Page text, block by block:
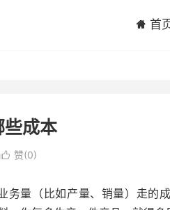
首
些成本
 赞(0)
务量（比如产量、销量）走的